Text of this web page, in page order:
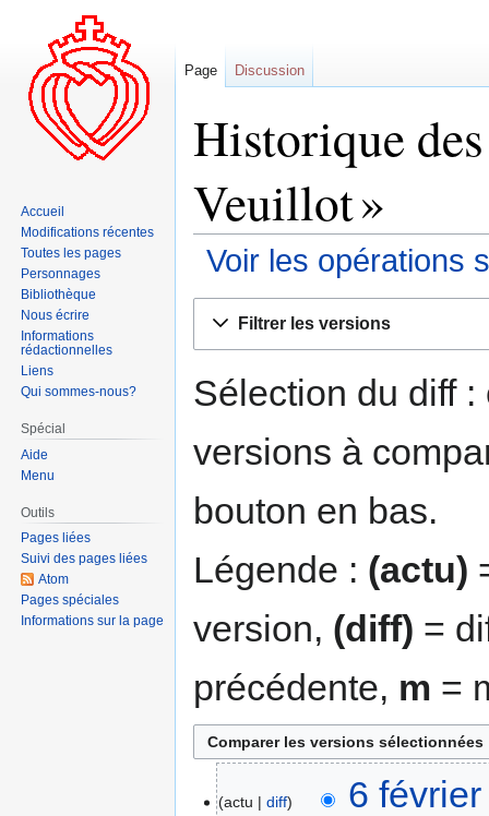
Historique
Veuillot »
Voir les opérations
navigation
recherche
Filtrer les versions
Sélection du diff
versions à
bouton en bas.
Légende : (actu)
version, (diff) =
précédente, m =
actu diff
6
Page Discussion
Accueil
Modifications récentes
Toutes les pages
Personnages
Bibliothèque
Nous écrire
Informations
rédactionnelles
Liens
Qui sommes-nous?
Spécial
Aide
Menu
Outils
Pages liées
Suivi des pages liées
Atom
Pages spéciales
Informations sur la page